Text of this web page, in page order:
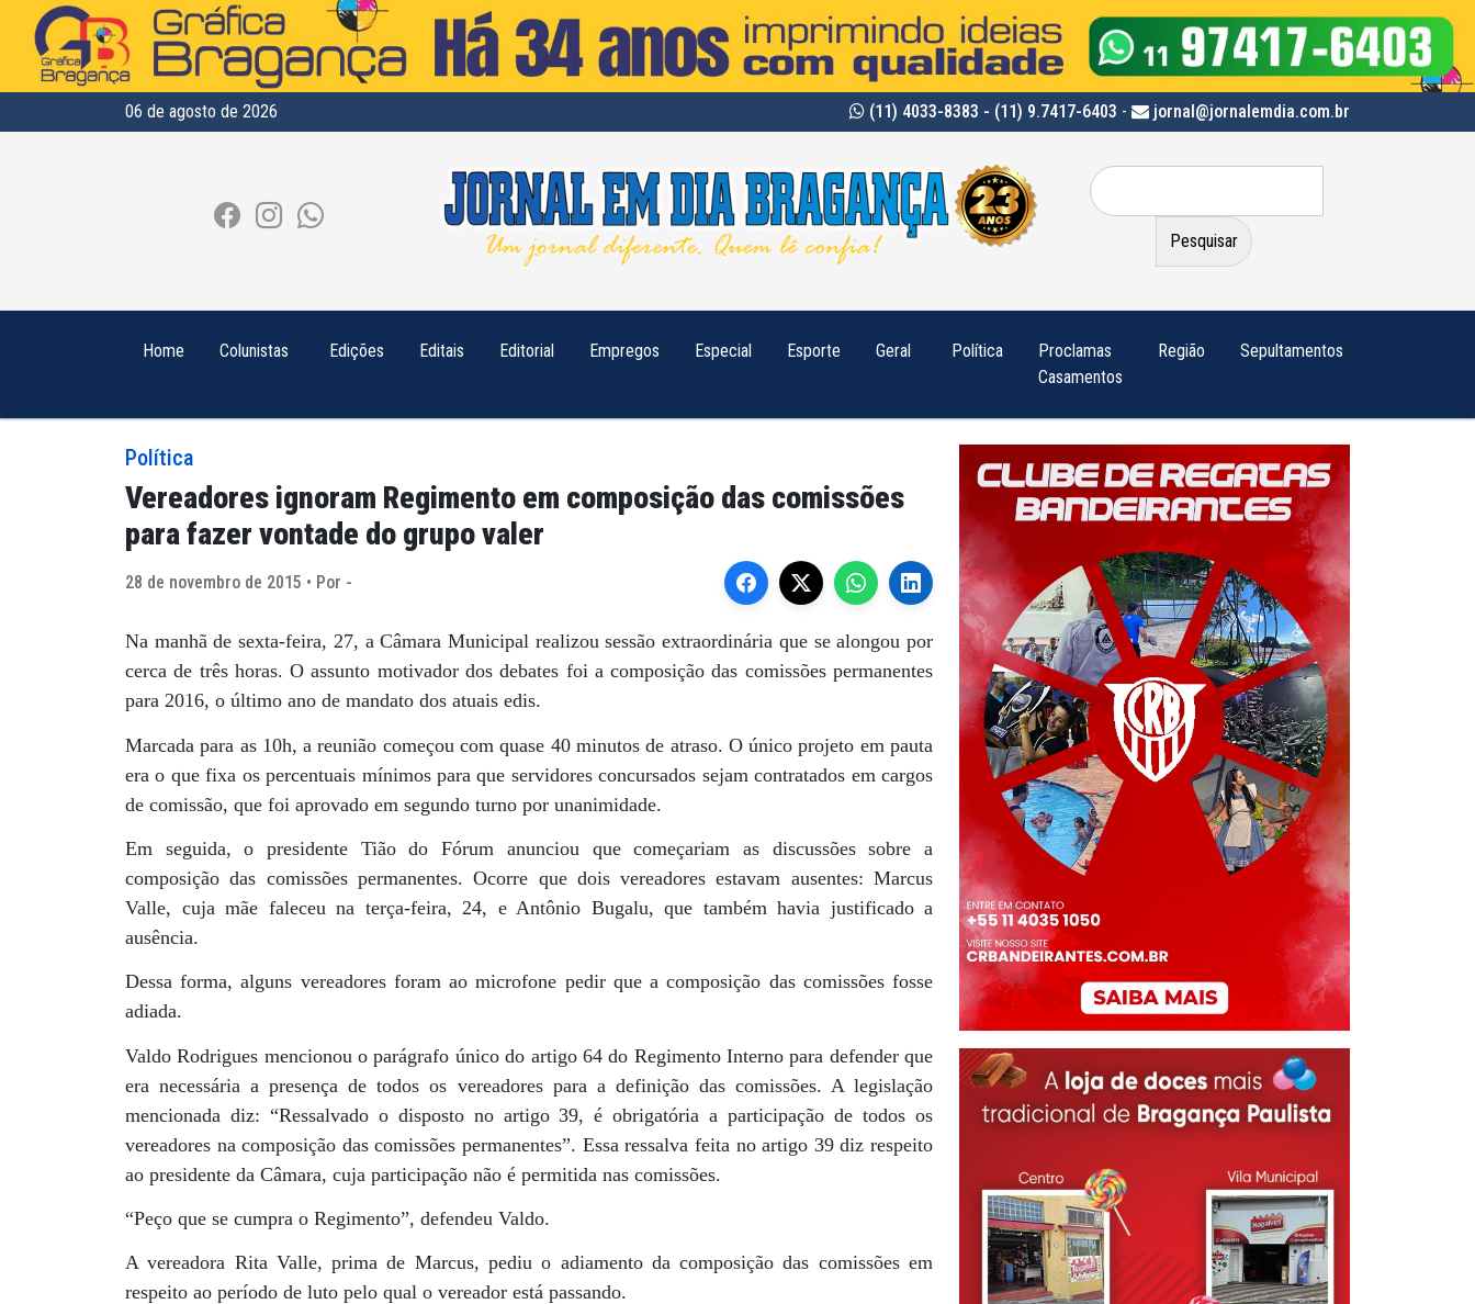
06 de agosto de 2026 (11) 4033-8383 - (11) 9.7417-6403 - jornal@jornalemdia.com.br
Pesquisar
por:
Home Colunistas Edições Editais Editorial Empregos Especial Esporte Geral Política
Proclamas
Casamentos
Região Sepultamentos
Política
Vereadores ignoram Regimento em composição das comissões
para fazer vontade do grupo valer
28 de novembro de 2015 • Por -
Na manhã de sexta-feira, 27, a Câmara Municipal realizou sessão extraordinária que se alongou por
cerca de três horas. O assunto motivador dos debates foi a composição das comissões permanentes
para 2016, o último ano de mandato dos atuais edis.
Marcada para as 10h, a reunião começou com quase 40 minutos de atraso. O único projeto em pauta
era o que fixa os percentuais mínimos para que servidores concursados sejam contratados em cargos
de comissão, que foi aprovado em segundo turno por unanimidade.
Em seguida, o presidente Tião do Fórum anunciou que começariam as discussões sobre a
composição das comissões permanentes. Ocorre que dois vereadores estavam ausentes: Marcus
Valle, cuja mãe faleceu na terça-feira, 24, e Antônio Bugalu, que também havia justificado a
ausência.
Dessa forma, alguns vereadores foram ao microfone pedir que a composição das comissões fosse
adiada.
Valdo Rodrigues mencionou o parágrafo único do artigo 64 do Regimento Interno para defender que
era necessária a presença de todos os vereadores para a definição das comissões. A legislação
mencionada diz: “Ressalvado o disposto no artigo 39, é obrigatória a participação de todos os
vereadores na composição das comissões permanentes”. Essa ressalva feita no artigo 39 diz respeito
ao presidente da Câmara, cuja participação não é permitida nas comissões.
“Peço que se cumpra o Regimento”, defendeu Valdo.
A vereadora Rita Valle, prima de Marcus, pediu o adiamento da composição das comissões em
respeito ao período de luto pelo qual o vereador está passando.